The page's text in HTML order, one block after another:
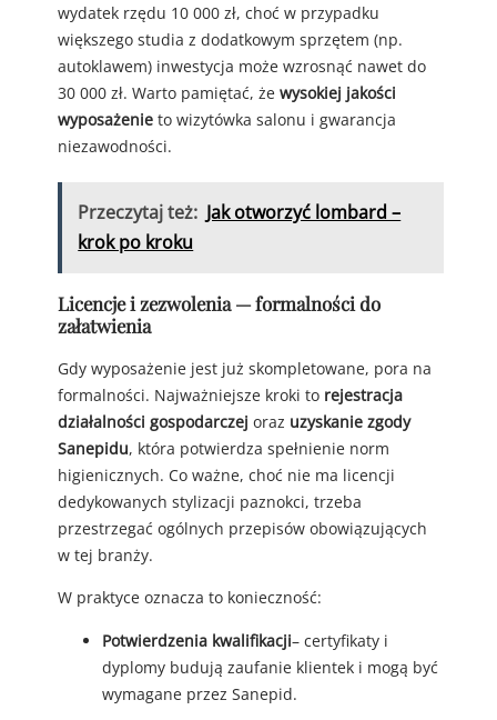
wydatek rzędu 10 000 zł, choć w przypadku
większego studia z dodatkowym sprzętem (np.
autoklawem) inwestycja może wzrosnąć nawet do
30 000 zł. Warto pamiętać, że wysokiej jakości
wyposażenie to wizytówka salonu i gwarancja
niezawodności.
Przeczytaj też: Jak otworzyć lombard –
krok po kroku
Licencje i zezwolenia — formalności do
załatwienia
Gdy wyposażenie jest już skompletowane, pora na
formalności. Najważniejsze kroki to rejestracja
działalności gospodarczej oraz uzyskanie zgody
Sanepidu, która potwierdza spełnienie norm
higienicznych. Co ważne, choć nie ma licencji
dedykowanych stylizacji paznokci, trzeba
przestrzegać ogólnych przepisów obowiązujących
w tej branży.
W praktyce oznacza to konieczność:
Potwierdzenia kwalifikacji– certyfikaty i
dyplomy budują zaufanie klientek i mogą być
wymagane przez Sanepid.